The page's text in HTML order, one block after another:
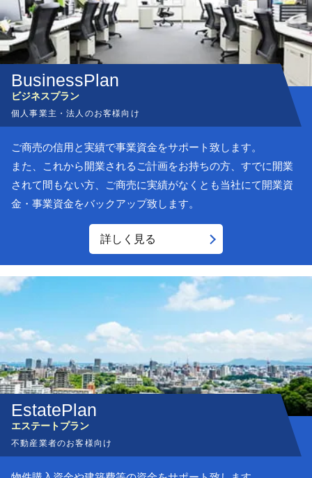
ビジネスプラン
個人事業主・法人のお客様向け
ご商売の信用と実績で事業資金をサポート致します。
また、これから開業されるご計画をお持ちの方、すでに開業
されて間もない方、ご商売に実績がなくとも当社にて開業資
金・事業資金をバックアップ致します。
詳しく見る
エステートプラン
不動産業者のお客様向け